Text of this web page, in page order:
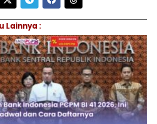
Lainnya :